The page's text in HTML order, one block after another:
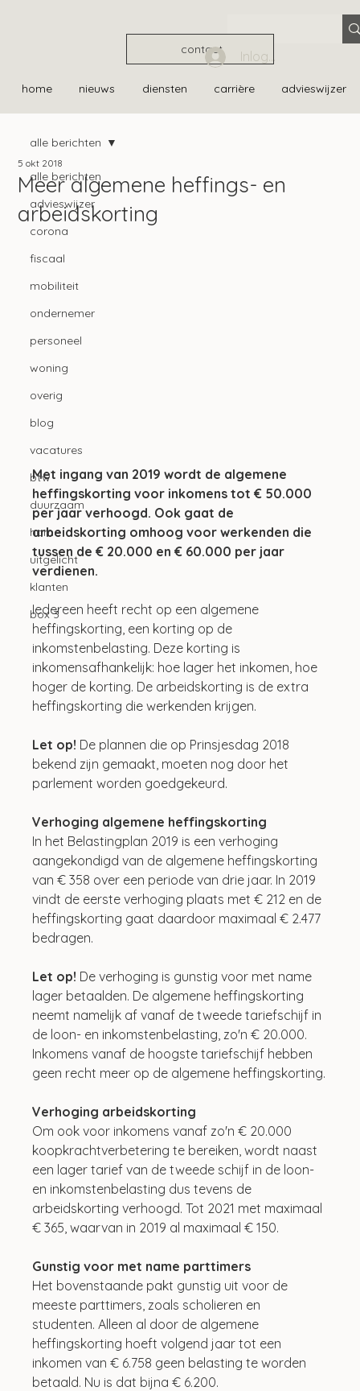
contact
home nieuws diensten carrière advieswijzer
Inloggen
alle berichten
advieswijzer
corona
fiscaal
mobiliteit
ondernemer
personeel
woning
overig
blog
vacatures
btw
duurzaam
home
uitgelicht
klanten
box 3
alle berichten
Meer algemene heffings- en
arbeidskorting
5 okt 2018
Met ingang van 2019 wordt de algemene
heffingskorting voor inkomens tot € 50.000
per jaar verhoogd. Ook gaat de
arbeidskorting omhoog voor werkenden die
tussen de € 20.000 en € 60.000 per jaar
verdienen.
Iedereen heeft recht op een algemene
heffingskorting, een korting op de
inkomstenbelasting. Deze korting is
inkomensafhankelijk: hoe lager het inkomen, hoe
hoger de korting. De arbeidskorting is de extra
heffingskorting die werkenden krijgen.
Let op! De plannen die op Prinsjesdag 2018
bekend zijn gemaakt, moeten nog door het
parlement worden goedgekeurd.
Verhoging algemene heffingskorting
In het Belastingplan 2019 is een verhoging
aangekondigd van de algemene heffingskorting
van € 358 over een periode van drie jaar. In 2019
vindt de eerste verhoging plaats met € 212 en de
heffingskorting gaat daardoor maximaal € 2.477
bedragen.
Let op! De verhoging is gunstig voor met name
lager betaalden. De algemene heffingskorting
neemt namelijk af vanaf de tweede tariefschijf in
de loon- en inkomstenbelasting, zo'n € 20.000.
Inkomens vanaf de hoogste tariefschijf hebben
geen recht meer op de algemene heffingskorting.
Verhoging arbeidskorting
Om ook voor inkomens vanaf zo'n € 20.000
koopkrachtverbetering te bereiken, wordt naast
een lager tarief van de tweede schijf in de loon-
en inkomstenbelasting dus tevens de
arbeidskorting verhoogd. Tot 2021 met maximaal
€ 365, waarvan in 2019 al maximaal € 150.
Gunstig voor met name parttimers
Het bovenstaande pakt gunstig uit voor de
meeste parttimers, zoals scholieren en
studenten. Alleen al door de algemene
heffingskorting hoeft volgend jaar tot een
inkomen van € 6.758 geen belasting te worden
betaald. Nu is dat bijna € 6.200.